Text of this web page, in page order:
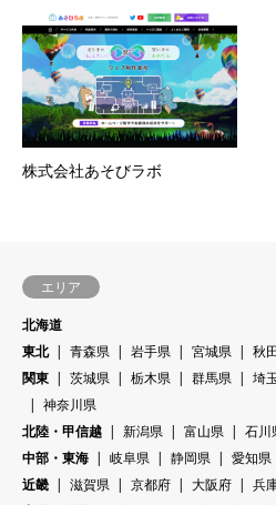
株式会社あそびラボ
エリア
北海道
東北
青森県 岩手県 宮城県 秋
関東
茨城県 栃木県 群馬県 埼
神奈川県
北陸・甲信越
新潟県 富山県 石川
中部・東海
岐阜県 静岡県 愛知県
近畿
滋賀県 京都府 大阪府 兵